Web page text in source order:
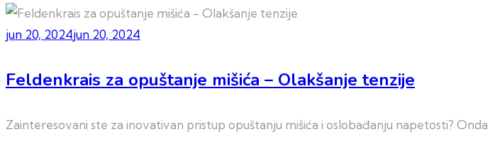
jun 20, 2024jun 20, 2024
Feldenkrais za opuštanje mišića – Olakšanje tenzije
Zainteresovani ste za inovativan pristup opuštanju mišića i oslobađanju napetosti?